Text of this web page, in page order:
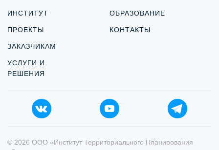
ИНСТИТУТ
ПРОЕКТЫ
ЗАКАЗЧИКАМ
УСЛУГИ И
РЕШЕНИЯ
ОБРАЗОВАНИЕ
КОНТАКТЫ
© 2026 ООО «Институт Территориального Планирования